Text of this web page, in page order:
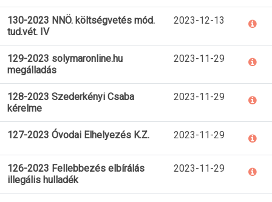
130-2023 NNÖ. költségvetés mód.
tud.vét. IV
2023-12-13
129-2023 solymaronline.hu
megálladás
2023-11-29
128-2023 Szederkényi Csaba
kérelme
2023-11-29
127-2023 Óvodai Elhelyezés K.Z. 2023-11-29
126-2023 Fellebbezés elbírálás
illegális hulladék
2023-11-29